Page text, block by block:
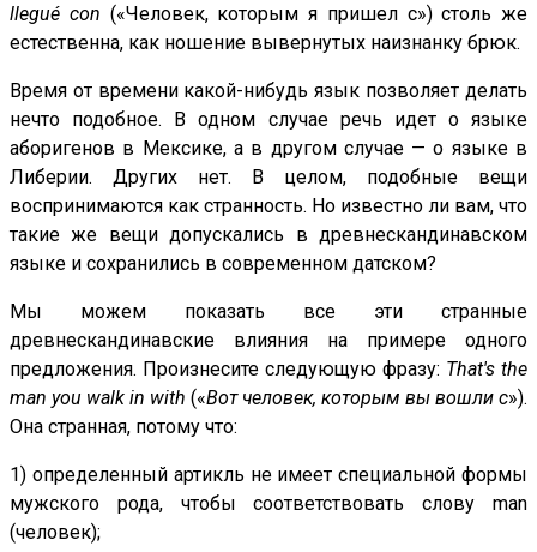
llegué con («Человек, которым я пришел с») столь же
естественна, как ношение вывернутых наизнанку брюк.
Время от времени какой-нибудь язык позволяет делать
нечто подобное. В одном случае речь идет о языке
аборигенов в Мексике, а в другом случае — о языке в
Либерии. Других нет. В целом, подобные вещи
воспринимаются как странность. Но известно ли вам, что
такие же вещи допускались в древнескандинавском
языке и сохранились в современном датском?
Мы можем показать все эти странные
древнескандинавские влияния на примере одного
предложения. Произнесите следующую фразу: That's the
man you walk in with («Вот человек, которым вы вошли с»).
Она странная, потому что:
1) определенный артикль не имеет специальной формы
мужского рода, чтобы соответствовать слову man
(человек);